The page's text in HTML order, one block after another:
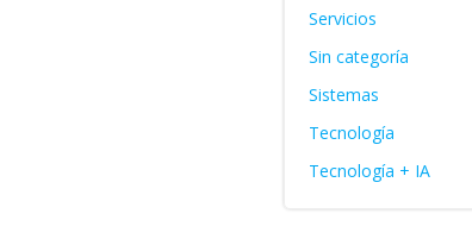
Servicios
Sin categoría
Sistemas
Tecnología
Tecnología + IA